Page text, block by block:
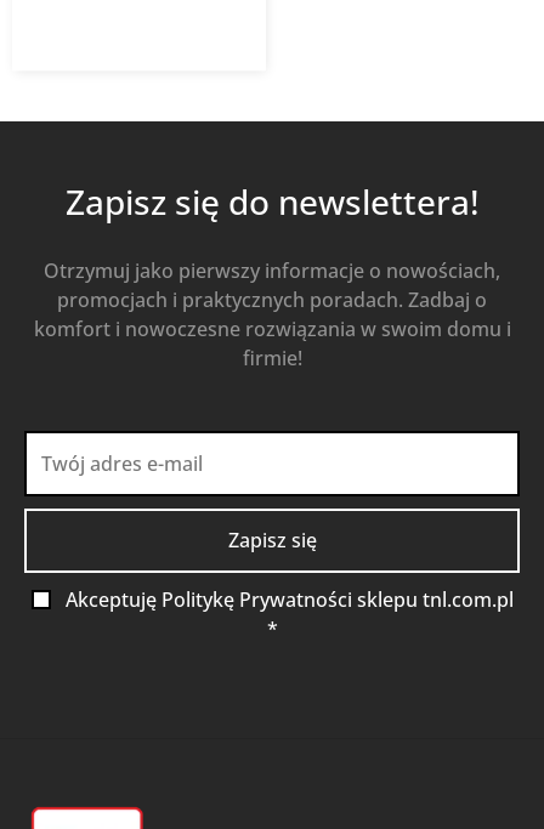
Zapisz się do newslettera!
Otrzymuj jako pierwszy informacje o nowościach,
promocjach i praktycznych poradach. Zadbaj o
komfort i nowoczesne rozwiązania w swoim domu i
firmie!
Akceptuję Politykę Prywatności sklepu tnl.com.pl
*